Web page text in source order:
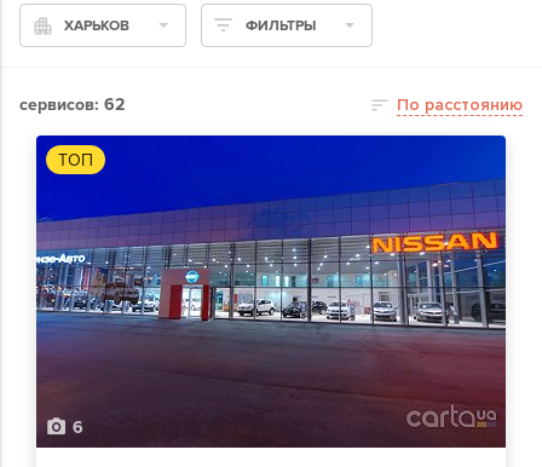
ХАРЬКОВ ФИЛЬТРЫ
сервисов: 62 По расстоянию
ТОП
6